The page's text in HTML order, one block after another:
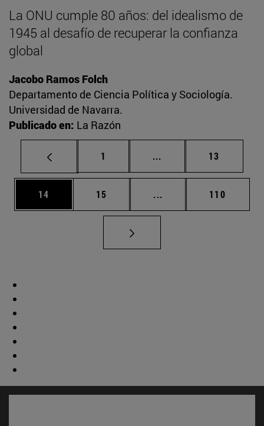
La ONU cumple 80 años: del idealismo de
1945 al desafío de recuperar la confianza
global
Jacobo Ramos Folch
Departamento de Ciencia Política y Sociología.
Universidad de Navarra.
Publicado en: La Razón
Página
1 ... Páginas intermedias
Página
13
Página
14 Página
15 ... Páginas intermedias
Página
110